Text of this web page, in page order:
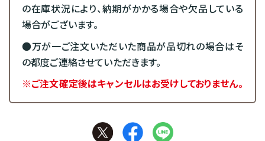
の在庫状況により、納期がかかる場合や欠品している
場合がございます。
●万が一ご注文いただいた商品が品切れの場合はそ
の都度ご連絡させていただきます。
※ご注文確定後はキャンセルはお受けしておりません。